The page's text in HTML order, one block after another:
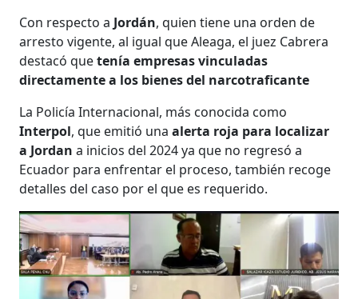
Con respecto a Jordán, quien tiene una orden de
arresto vigente, al igual que Aleaga, el juez Cabrera
destacó quetenía empresas vinculadas
directamente a los bienes del narcotraficante
La Policía Internacional, más conocida como
Interpol, que emitió unaalerta roja para localizar
a Jordana inicios del 2024 ya que no regresó a
Ecuador para enfrentar el proceso, también recoge
detalles del caso por el que es requerido.